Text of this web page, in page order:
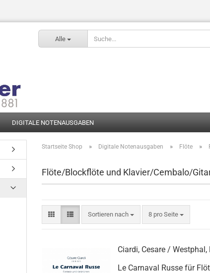
Alle
DIGITALE NOTENAUSGABEN
Startseite Shop » Digitale Notenausgaben » Flöte »
Flöte/Blockflöte und Klavier/Cembalo/
Sortieren nach 8 pro Seite
Ciardi, Cesare /
Le Carnaval Russe für